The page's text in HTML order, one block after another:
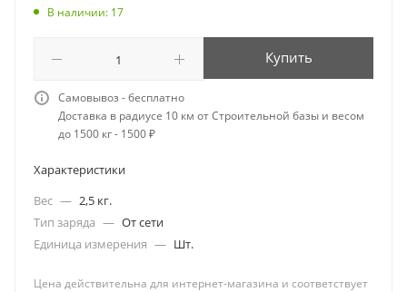
В наличии: 17
Купить
Самовывоз - бесплатно
Доставка в радиусе 10 км от Строительной базы и весом
до 1500 кг - 1500 ₽
Характеристики
Вес — 2,5 кг.
Тип заряда — От сети
Единица измерения — Шт.
Цена действительна для интернет-магазина и соответствует